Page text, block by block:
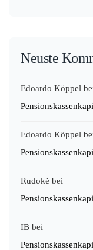
Neuste
Edoardo Köppel
Edoardo Köppel
Rudokė bei
IB bei